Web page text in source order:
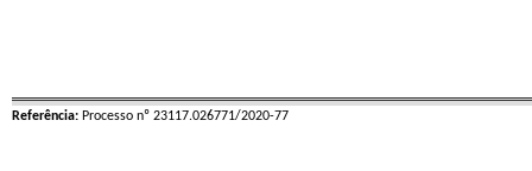
Referência: Processo nº 23117.026771/2020-77